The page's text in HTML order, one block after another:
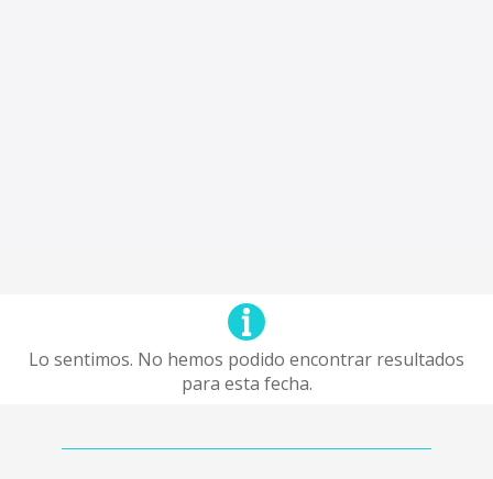
Lo sentimos. No hemos podido encontrar resultados
para esta fecha.